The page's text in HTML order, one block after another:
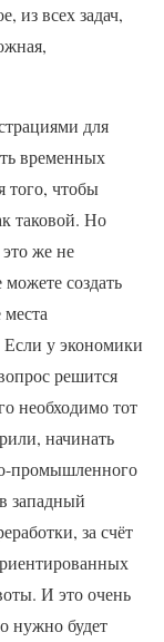
из всех задач,
для
временных
того, чтобы
таковой. Но
же не
создать
Если у экономики
решится
необходимо тот
начинать
промышленного
западный
за счёт
И это очень
нужно будет